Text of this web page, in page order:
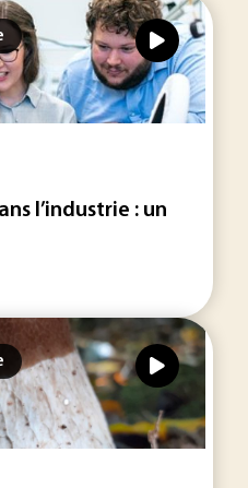
l’industrie : un